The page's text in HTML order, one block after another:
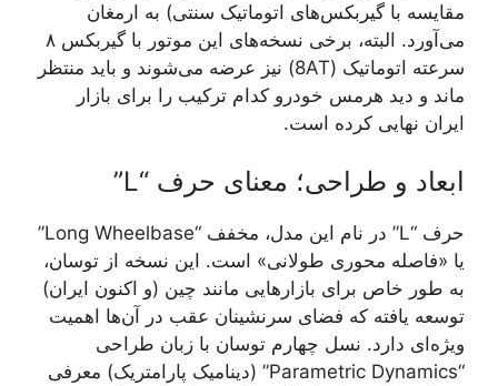
مقایسه با گیربکس‌های اتوماتیک سنتی) به ارمغان
می‌آورد. البته، برخی نسخه‌های این موتور با گیربکس ۸
سرعته اتوماتیک (8AT) نیز عرضه می‌شوند و باید منتظر
ماند و دید هرمس خودرو کدام ترکیب را برای بازار
ایران نهایی کرده است.
ابعاد و طراحی؛ معنای حرف “L”
حرف “L” در نام این مدل، مخفف “Long Wheelbase”
یا «فاصله محوری طولانی» است. این نسخه از توسان،
به طور خاص برای بازارهایی مانند چین (و اکنون ایران)
توسعه یافته که فضای سرنشینان عقب در آن‌ها اهمیت
ویژه‌ای دارد. نسل چهارم توسان با زبان طراحی
“Parametric Dynamics” (دینامیک پارامتریک) معرفی